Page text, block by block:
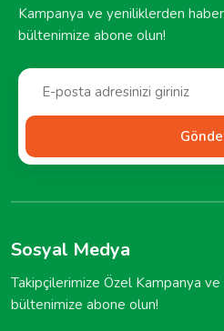
Kampanya ve yeniliklerden
bültenimize abone olun!
Sosyal Medya
Takipçilerimize Özel Kampanya
bültenimize abone olun!